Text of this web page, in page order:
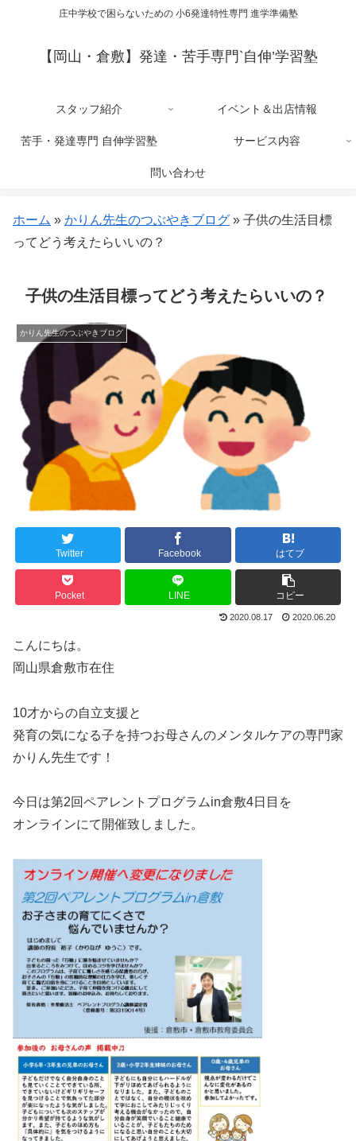
庄中学校で困らないための 小6発達特性専門 進学準備塾
【岡山・倉敷】発達・苦手専門‵自伸’学習塾
スタッフ紹介 イベント＆出店情報
苦手・発達専門 自伸学習塾 サービス内容
問い合わせ
ホーム » かりん先生のつぶやきブログ » 子供の生活目標
ってどう考えたらいいの？
子供の生活目標ってどう考えたらいいの？
かりん先生のつぶやきブログ
Twitter Facebook はてブ
Pocket LINE コピー
2020.08.17 2020.06.20
こんにちは。
岡山県倉敷市在住
10才からの自立支援と
発育の気になる子を持つお母さんのメンタルケアの専門家
かりん先生です！
今日は第2回ペアレントプログラムin倉敷4日目を
オンラインにて開催致しました。